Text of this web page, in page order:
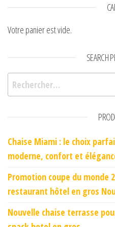
Votre panier est vide.
SEARCH
Rechercher :
Chaise Miami : le choix
moderne, confort et
Promotion coupe du monde
restaurant hôtel en gros
Nouvelle chaise terrasse